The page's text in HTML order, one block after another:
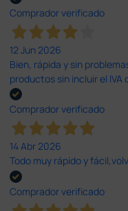
Comprador verificado
12 Jun 2026
Bien, rápida y sin
productos sin incluir el IVA
Comprador verificado
14 Abr 2026
Todo muy rápido y
Comprador verificado